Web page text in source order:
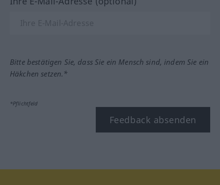
Bitte bestätigen Sie, dass Sie ein Mensch sind, indem Sie ein
Häkchen setzen.*
*Pflichtfeld
Feedback absenden